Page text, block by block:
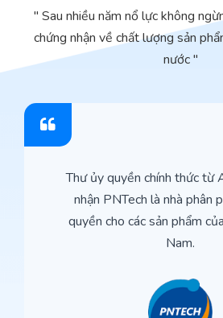
" Sau nhiều năm nổ lực không
chứng nhận về chất lượng sản
nước "
Thư ủy quyền chính thức từ
nhận PNTech là nhà phân
quyền cho các sản phẩm
Nam.